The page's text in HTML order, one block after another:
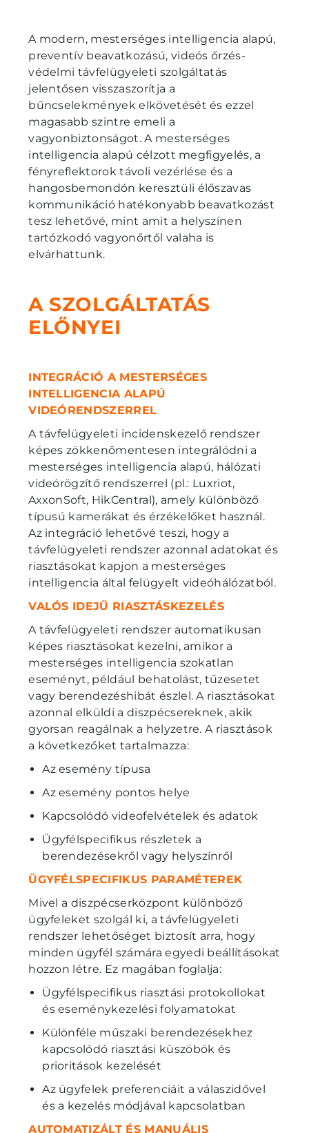
A modern, mesterséges intelligencia alapú,
preventív beavatkozású, videós őrzés-
védelmi távfelügyeleti szolgáltatás
jelentősen visszaszorítja a
bűncselekmények elkövetését és ezzel
magasabb szintre emeli a
vagyonbiztonságot. A mesterséges
intelligencia alapú célzott megfigyelés, a
fényreflektorok távoli vezérlése és a
hangosbemondón keresztüli élőszavas
kommunikáció hatékonyabb beavatkozást
tesz lehetővé, mint amit a helyszínen
tartózkodó vagyonőrtől valaha is
elvárhattunk.
A SZOLGÁLTATÁS
ELŐNYEI
INTEGRÁCIÓ A MESTERSÉGES
INTELLIGENCIA ALAPÚ
VIDEÓRENDSZERREL
A távfelügyeleti incidenskezelő rendszer
képes zökkenőmentesen integrálódni a
mesterséges intelligencia alapú, hálózati
videórögzítő rendszerrel (pl.: Luxriot,
AxxonSoft, HikCentral), amely különböző
típusú kamerákat és érzékelőket használ.
Az integráció lehetővé teszi, hogy a
távfelügyeleti rendszer azonnal adatokat és
riasztásokat kapjon a mesterséges
intelligencia által felügyelt videóhálózatból.
VALÓS IDEJŰ RIASZTÁSKEZELÉS
A távfelügyeleti rendszer automatikusan
képes riasztásokat kezelni, amikor a
mesterséges intelligencia szokatlan
eseményt, például behatolást, tűzesetet
vagy berendezéshibát észlel. A riasztásokat
azonnal elküldi a diszpécsereknek, akik
gyorsan reagálnak a helyzetre. A riasztások
a következőket tartalmazza:
Az esemény típusa
Az esemény pontos helye
Kapcsolódó videofelvételek és adatok
Ügyfélspecifikus részletek a
berendezésekről vagy helyszínről
ÜGYFÉLSPECIFIKUS PARAMÉTEREK
Mivel a diszpécserközpont különböző
ügyfeleket szolgál ki, a távfelügyeleti
rendszer lehetőséget biztosít arra, hogy
minden ügyfél számára egyedi beállításokat
hozzon létre. Ez magában foglalja:
Ügyfélspecifikus riasztási protokollokat
és eseménykezelési folyamatokat
Különféle műszaki berendezésekhez
kapcsolódó riasztási küszöbök és
prioritások kezelését
Az ügyfelek preferenciáit a válaszidővel
és a kezelés módjával kapcsolatban
AUTOMATIZÁLT ÉS MANUÁLIS